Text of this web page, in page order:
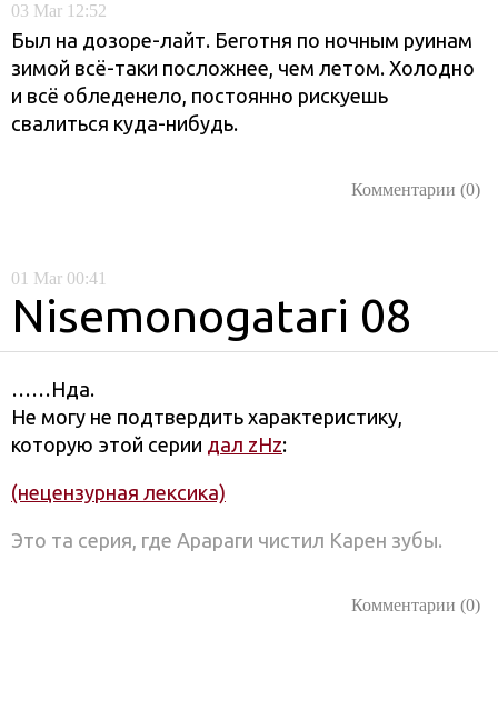
03 Mar 12:52
Был на дозоре-лайт. Беготня по ночным руинам
зимой всё-таки посложнее, чем летом. Холодно
и всё обледенело, постоянно рискуешь
свалиться куда-нибудь.
Комментарии (0)
01 Mar 00:41
Nisemonogatari 08
……Нда.
Не могу не подтвердить характеристику,
которую этой серии дал zHz:
(нецензурная лексика)
Это та серия, где Арараги чистил Карен зубы.
Комментарии (0)